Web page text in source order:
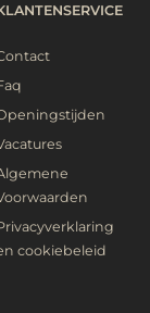
cookiebeleid